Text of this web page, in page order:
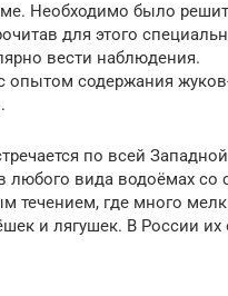
Необходимо было
для этого
вести наблюдения.
опытом содержания
по всей
любого вида водоёмах со
течением, где много
и лягушек. В России их